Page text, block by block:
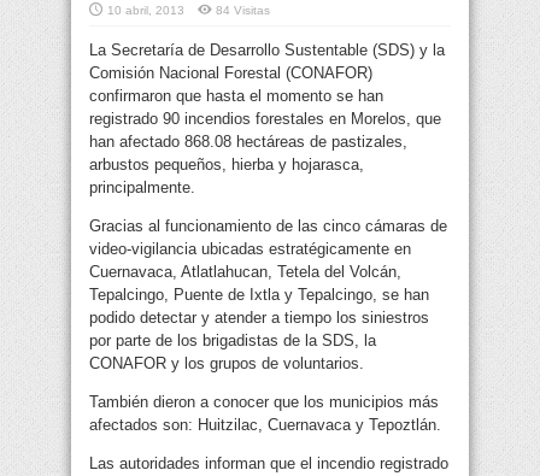
10 abril, 2013 84 Visitas
La Secretaría de Desarrollo Sustentable (SDS) y la
Comisión Nacional Forestal (CONAFOR)
confirmaron que hasta el momento se han
registrado 90 incendios forestales en Morelos, que
han afectado 868.08 hectáreas de pastizales,
arbustos pequeños, hierba y hojarasca,
principalmente.
Gracias al funcionamiento de las cinco cámaras de
video-vigilancia ubicadas estratégicamente en
Cuernavaca, Atlatlahucan, Tetela del Volcán,
Tepalcingo, Puente de Ixtla y Tepalcingo, se han
podido detectar y atender a tiempo los siniestros
por parte de los brigadistas de la SDS, la
CONAFOR y los grupos de voluntarios.
También dieron a conocer que los municipios más
afectados son: Huitzilac, Cuernavaca y Tepoztlán.
Las autoridades informan que el incendio registrado